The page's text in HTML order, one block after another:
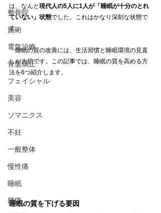
整骨院
施術
電気治療
骨盤矯正
フェイシャル
美容
ソマニクス
不妊
一般整体
慢性痛
睡眠
腰痛
は、なんと現代人の5人に1人が「睡眠が十分のとれ
ていない」状態でした。これはかなり深刻な状態で
す。
睡眠の質の改善には、生活習慣と睡眠環境の見直
しが大切です。この記事では、睡眠の質を高める方
法を6つ紹介します。
睡眠の質を下げる要因